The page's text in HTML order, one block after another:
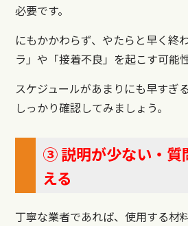
必要です。
にもかかわらず、やたらと早く終
ラ」や「接着不良」を起こす可能
スケジュールがあまりにも早すぎ
しっかり確認してみましょう。
③ 説明が少ない・質
える
丁寧な業者であれば、使用する材